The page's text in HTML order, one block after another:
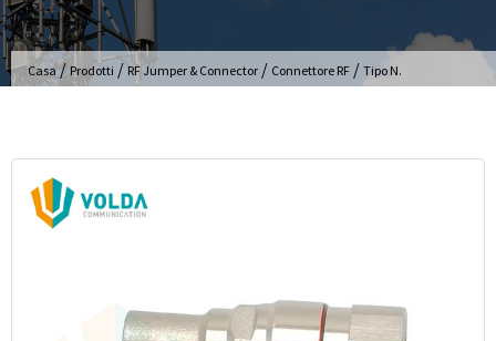
Casa/Prodotti / RF Jumper & Connector / Connettore RF / Tipo N.